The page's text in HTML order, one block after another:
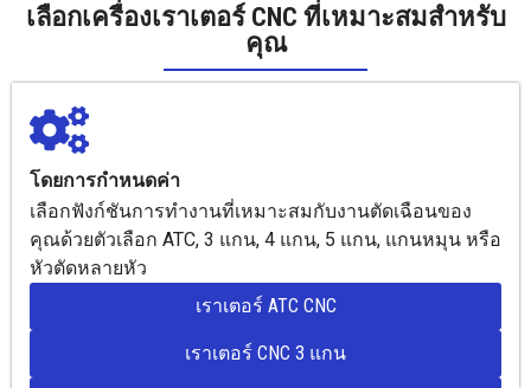
เลือกเครื่องเราเตอร์ CNC ที่เหมาะสมสำหรับ
คุณ
โดยการกำหนดค่า
เลือกฟังก์ชันการทำงานที่เหมาะสมกับงานตัดเฉือนของ
คุณด้วยตัวเลือก ATC, 3 แกน, 4 แกน, 5 แกน, แกนหมุน หรือ
หัวตัดหลายหัว
เราเตอร์ ATC CNC
เราเตอร์ CNC 3 แกน